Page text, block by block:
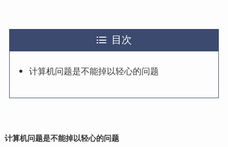
目次
计算机问题是不能掉以轻心的问题
计算机问题是不能掉以轻心的问题